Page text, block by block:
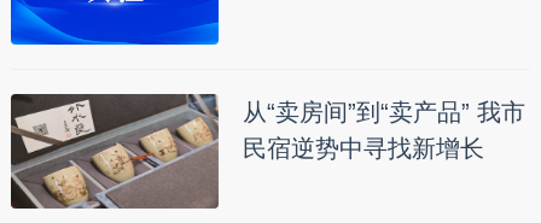
从“卖房间”到“卖产品” 我市
民宿逆势中寻找新增长